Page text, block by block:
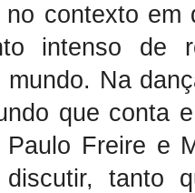
contexto
intenso de
mundo. Na
que conta
Paulo Freire e
discutir, tanto